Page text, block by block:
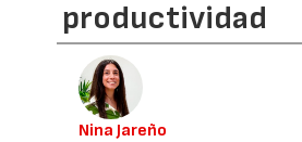
productividad
Nina Jareño